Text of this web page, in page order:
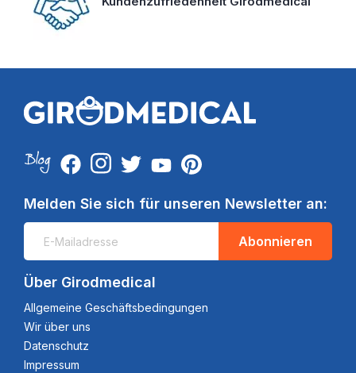
Melden Sie sich für unseren Newsletter an:
Abonnieren
Über Girodmedical
Allgemeine Geschäftsbedingungen
Wir über uns
Datenschutz
Impressum